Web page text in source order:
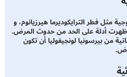
الترايكوديرما هيرزيانوم، و
أدلة على الحد من حدوث المرض.
لونجيفوليا أن تكون